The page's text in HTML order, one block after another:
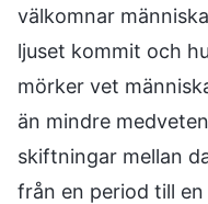
välkomnar
ljuset kommit och
mörker vet
än mindre
skiftningar mellan
från en period till